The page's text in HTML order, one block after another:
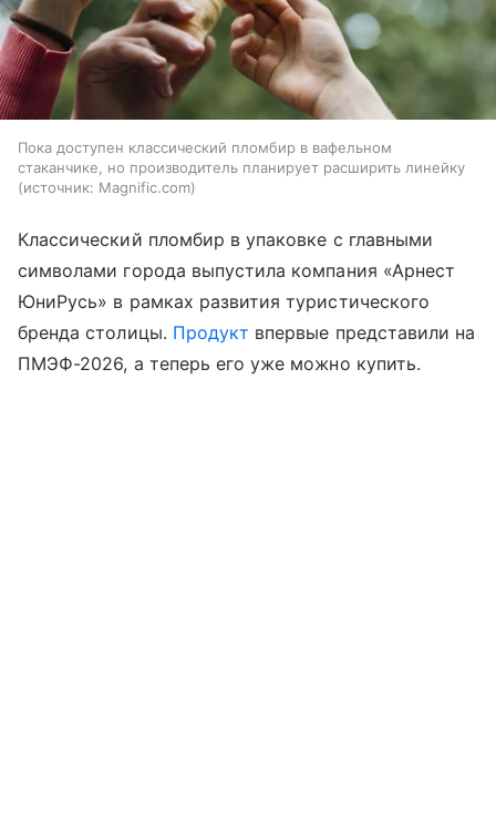
Пока доступен классический пломбир в вафельном
стаканчике, но производитель планирует расширить линейку
источник: Magnific.com
Классический пломбир в упаковке с главными
символами города выпустила компания «Арнест
ЮниРусь» в рамках развития туристического
бренда столицы. Продукт впервые представили на
ПМЭФ-2026, а теперь его уже можно купить.